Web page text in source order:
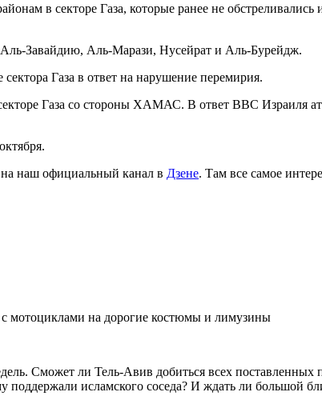
в секторе Газа, которые ранее не обстреливались
Завайдию, Аль-Марази, Нусейрат и Аль-Бурейдж.
Газа в ответ на нарушение перемирия.
Газа со стороны ХАМАС. В ответ ВВС Израиля
наш официальный канал в Дзене. Там все самое
мотоциклами на дорогие костюмы и лимузины
Сможет ли Тель-Авив добиться всех поставленных
исламского соседа? И ждать ли большой